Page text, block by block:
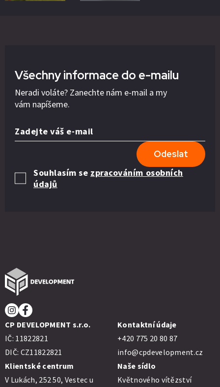
Všechny informace do e-mailu
Neradi voláte? Zanechte nám e-mail a my
vám napíšeme.
Zadejte váš e-mail
Odeslat
Souhlasím se zpracováním osobních
údajů
CP DEVELOPMENT s.r.o.
IČ: 11822821
DIČ: CZ11822821
Kontaktní údaje
+420 775 20 80 87
info@cpdevelopment.cz
Klientské centrum
V Lukách, 252 50, Vestec u
Naše sídlo
Květnového vítězství